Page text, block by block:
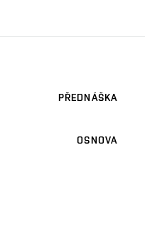
PŘEDNÁŠKA
OSNOVA